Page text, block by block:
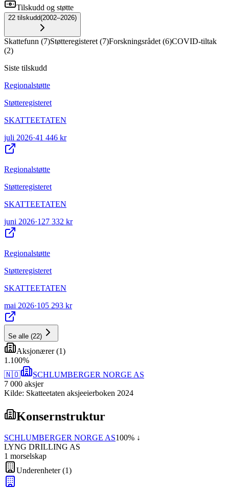
Tilskudd og støtte
22 tilskudd(2002–2026)
Skattefunn (7)Støtteregisteret (7)Forskningsrådet (6)COVID-tiltak
(2)
Siste tilskudd
Regionalstøtte
Støtteregisteret
SKATTEETATEN
juli 2026·41 446 kr
Regionalstøtte
Støtteregisteret
SKATTEETATEN
juni 2026·127 332 kr
Regionalstøtte
Støtteregisteret
SKATTEETATEN
mai 2026·105 293 kr
Se alle (22)
Aksjonærer(1)
1 .100%
🇳🇴
SCHLUMBERGER NORGE AS
7 000 aksjer
Kilde: Skatteetaten aksjeeierboken 2024
Konsernstruktur
SCHLUMBERGER NORGE AS100% ↓
LYNG DRILLING AS
1 morselskap
Underenheter(1)